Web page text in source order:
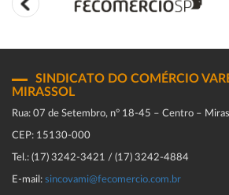
SINDICATO DO COMÉRCIO
MIRASSOL
Rua: 07 de Setembro, n° 18-45 – Centro –
CEP: 15130-000
Tel.: (17) 3242-3421 / (17) 3242-4884
E-mail: sincovami@fecomercio.com.br